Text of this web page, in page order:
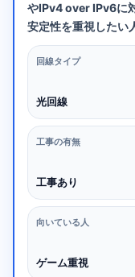
やIPv4 over IPv6に
安定性を重視したい
回線タイプ
光回線
工事の有無
工事あり
向いている人
ゲーム重視